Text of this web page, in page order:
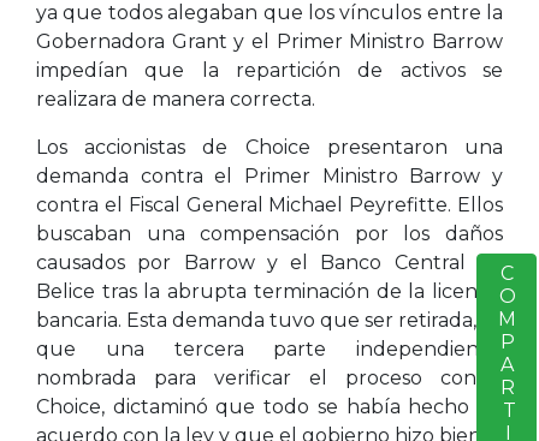
ya que todos alegaban que los vínculos entre la
Gobernadora Grant y el Primer Ministro Barrow
impedían que la repartición de activos se
realizara de manera correcta.
Los accionistas de Choice presentaron una
demanda contra el Primer Ministro Barrow y
contra el Fiscal General Michael Peyrefitte. Ellos
buscaban una compensación por los daños
causados por Barrow y el Banco Central de
Belice tras la abrupta terminación de la licencia
bancaria. Esta demanda tuvo que ser retirada, ya
que una tercera parte independiente,
nombrada para verificar el proceso contra
Choice, dictaminó que todo se había hecho de
acuerdo con la ley y que el gobierno hizo bien al COMPARTIR